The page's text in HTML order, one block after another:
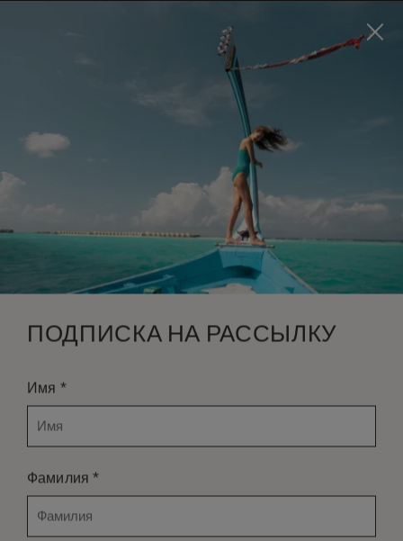
to enhance your experience
and make your visit easier and more comfortable.
ЗАБРОНИРОВАТЬ
БЕСПЛАТНАЯ ОТМЕНА
ПОДПИСКА НА РАССЫЛКУ
Имя *
Фамилия*